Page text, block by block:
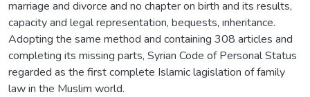
marriage and divorce and no chapter on birth and its results,
capacity and legal representation, bequests, ınheritance.
Adopting the same method and containing 308 articles and
completing its missing parts, Syrian Code of Personal Status
regarded as the first complete Islamic lagislation of family
law in the Muslim world.